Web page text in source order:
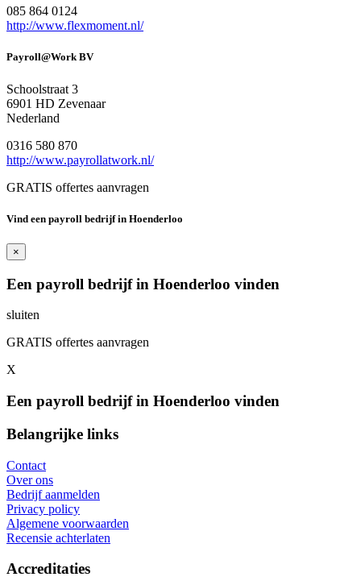
085 864 0124
http://www.flexmoment.nl/
Payroll@Work BV
Schoolstraat 3
6901 HD Zevenaar
Nederland
0316 580 870
http://www.payrollatwork.nl/
GRATIS offertes aanvragen
Vind een payroll bedrijf in Hoenderloo
×
Een payroll bedrijf in Hoenderloo vinden
sluiten
GRATIS offertes aanvragen
X
Een payroll bedrijf in Hoenderloo vinden
Belangrijke links
Contact
Over ons
Bedrijf aanmelden
Privacy policy
Algemene voorwaarden
Recensie achterlaten
Accreditaties